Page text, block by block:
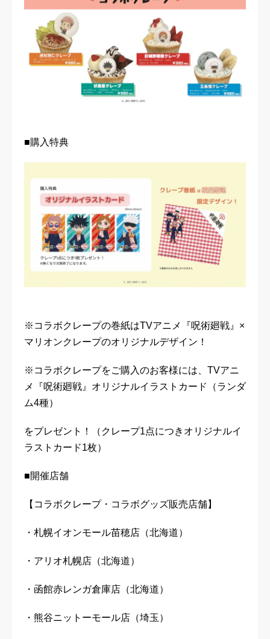
■購入特典
※コラボクレープの巻紙はTVアニメ『呪術廻戦』×
マリオンクレープのオリジナルデザイン！
※コラボクレープをご購入のお客様には、TVアニ
メ『呪術廻戦』オリジナルイラストカード（ランダ
ム4種）
をプレゼント！（クレープ1点につきオリジナルイ
ラストカード1枚）
■開催店舗
【コラボクレープ・コラボグッズ販売店舗】
・札幌イオンモール苗穂店（北海道）
・アリオ札幌店（北海道）
・函館赤レンガ倉庫店（北海道）
・熊谷ニットーモール店（埼玉）